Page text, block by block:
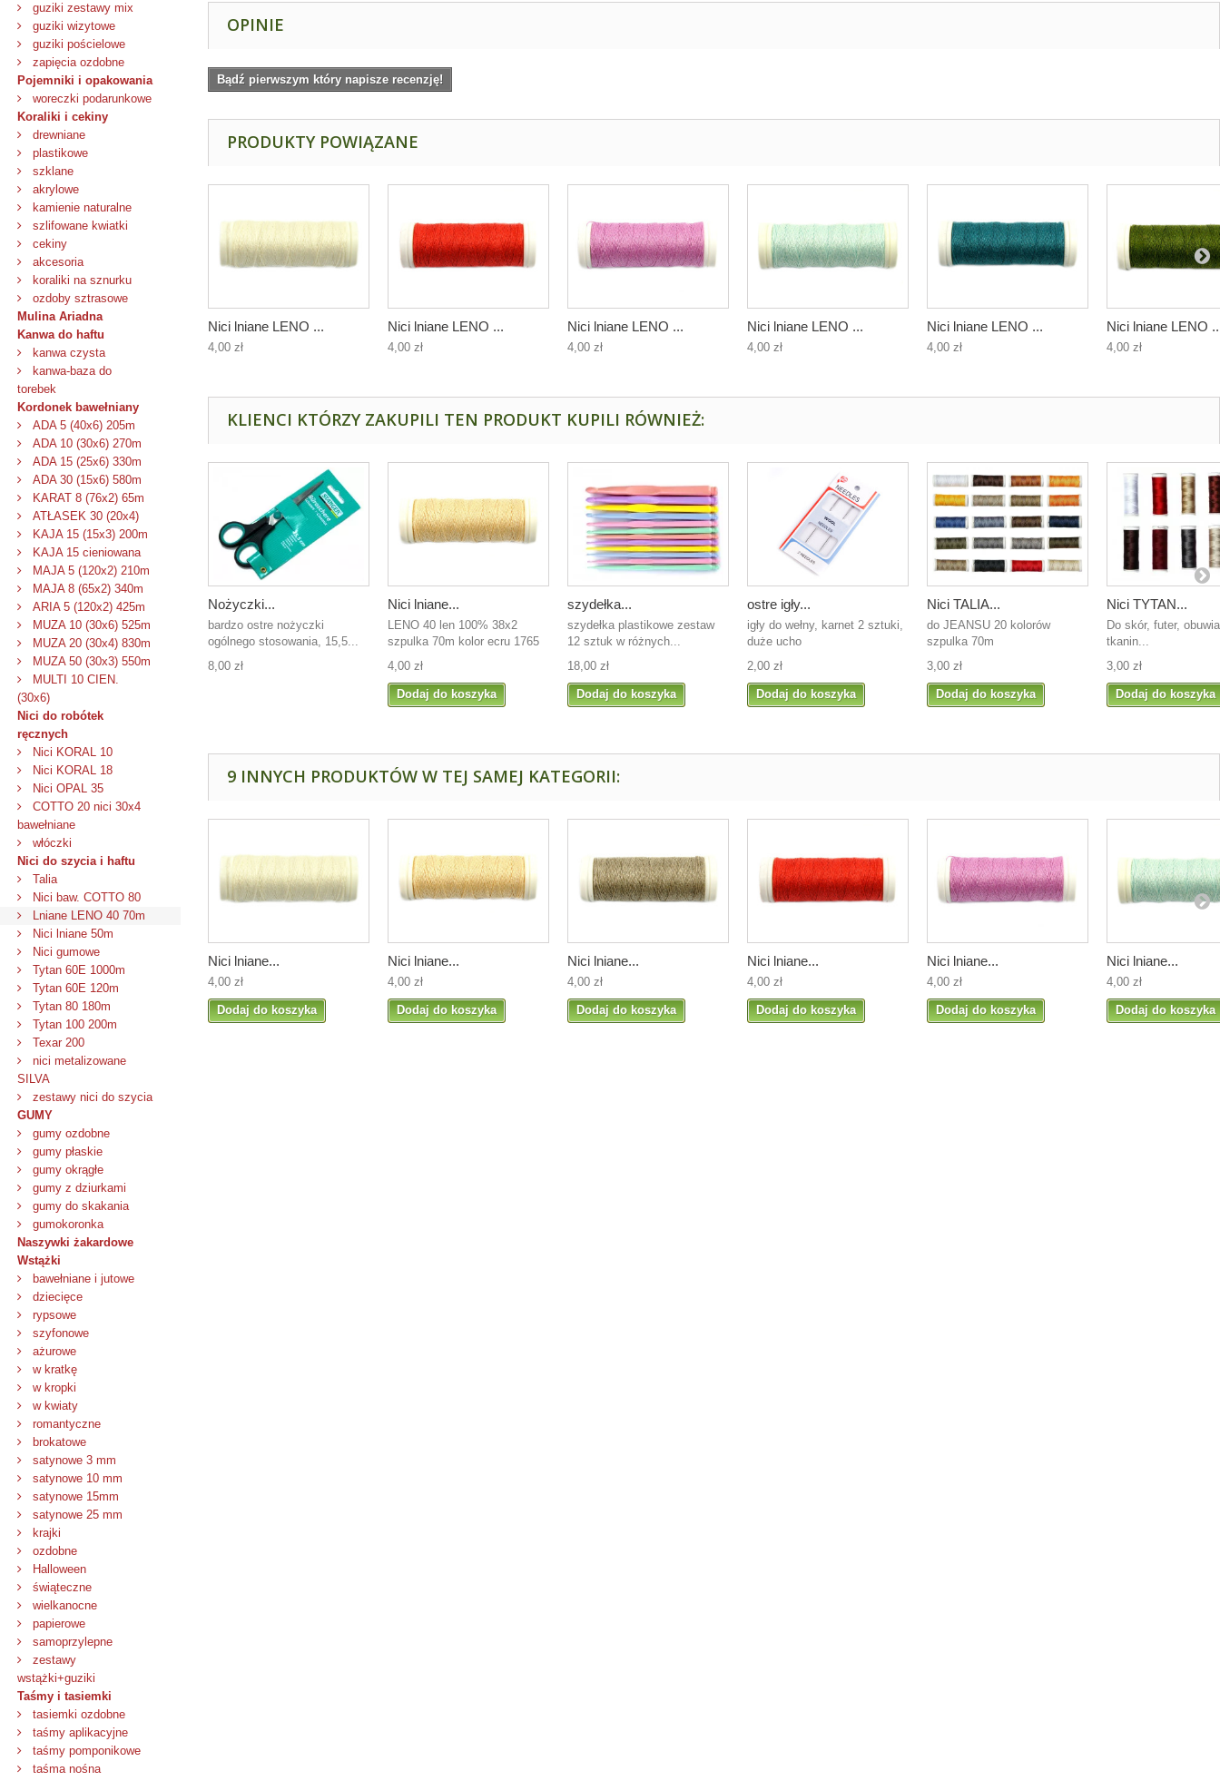
guziki zestawy mix
guziki wizytowe
guziki pościelowe
zapięcia ozdobne
Pojemniki i opakowania
woreczki podarunkowe
Koraliki i cekiny
drewniane
plastikowe
szklane
akrylowe
kamienie naturalne
szlifowane kwiatki
cekiny
akcesoria
koraliki na sznurku
ozdoby sztrasowe
Mulina Ariadna
Kanwa do haftu
kanwa czysta
kanwa-baza do
torebek
Kordonek bawełniany
ADA 5 (40x6) 205m
ADA 10 (30x6) 270m
ADA 15 (25x6) 330m
ADA 30 (15x6) 580m
KARAT 8 (76x2) 65m
ATŁASEK 30 (20x4)
KAJA 15 (15x3) 200m
KAJA 15 cieniowana
MAJA 5 (120x2) 210m
MAJA 8 (65x2) 340m
ARIA 5 (120x2) 425m
MUZA 10 (30x6) 525m
MUZA 20 (30x4) 830m
MUZA 50 (30x3) 550m
MULTI 10 CIEN.
(30x6)
Nici do robótek
ręcznych
Nici KORAL 10
Nici KORAL 18
Nici OPAL 35
COTTO 20 nici 30x4
bawełniane
włóczki
Nici do szycia i haftu
Talia
Nici baw. COTTO 80
Lniane LENO 40 70m
Nici lniane 50m
Nici gumowe
Tytan 60E 1000m
Tytan 60E 120m
Tytan 80 180m
Tytan 100 200m
Texar 200
nici metalizowane
SILVA
zestawy nici do szycia
GUMY
gumy ozdobne
gumy płaskie
gumy okrągłe
gumy z dziurkami
gumy do skakania
gumokoronka
Naszywki żakardowe
Wstążki
bawełniane i jutowe
dziecięce
rypsowe
szyfonowe
ażurowe
w kratkę
w kropki
w kwiaty
romantyczne
brokatowe
satynowe 3 mm
satynowe 10 mm
satynowe 15mm
satynowe 25 mm
krajki
ozdobne
Halloween
świąteczne
wielkanocne
papierowe
samoprzylepne
zestawy
wstążki+guziki
Taśmy i tasiemki
tasiemki ozdobne
taśmy aplikacyjne
taśmy pomponikowe
taśma nośna
OPINIE
Bądź pierwszym który napisze recenzję!
PRODUKTY POWIĄZANE
Nici lniane LENO ...
4,00 zł
Nici lniane LENO ...
4,00 zł
Nici lniane LENO ...
4,00 zł
Nici lniane LENO ...
4,00 zł
Nici lniane LENO ...
4,00 zł
Nici lniane LENO
4,00 zł
KLIENCI KTÓRZY ZAKUPILI TEN PRODUKT KUPILI RÓWNIEŻ:
Nożyczki...
bardzo ostre nożyczki
ogólnego stosowania, 15,5...
8,00 zł
Nici lniane...
LENO 40 len 100% 38x2
szpulka 70m kolor ecru 1765
4,00 zł
Dodaj do koszyka
szydełka...
szydełka plastikowe zestaw
12 sztuk w różnych...
18,00 zł
Dodaj do koszyka
ostre igły...
igły do wełny, karnet 2 sztuki,
duże ucho
2,00 zł
Dodaj do koszyka
Nici TALIA...
do JEANSU 20 kolorów
szpulka 70m
3,00 zł
Dodaj do koszyka
Nici TYTAN...
Do skór, futer,
tkanin...
3,00 zł
Dodaj do koszyka
9 INNYCH PRODUKTÓW W TEJ SAMEJ KATEGORII:
Nici lniane...
4,00 zł
Dodaj do koszyka
Nici lniane...
4,00 zł
Dodaj do koszyka
Nici lniane...
4,00 zł
Dodaj do koszyka
Nici lniane...
4,00 zł
Dodaj do koszyka
Nici lniane...
4,00 zł
Dodaj do koszyka
Nici lniane...
4,00 zł
Dodaj do koszyka